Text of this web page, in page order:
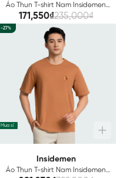
Áo Thun T-shirt Nam Insidemen
Cotton 6TS005AZ
171,550₫235,000₫
-27%
Mua sỉ
Insidemen
Áo Thun T-shirt Nam Insidemen